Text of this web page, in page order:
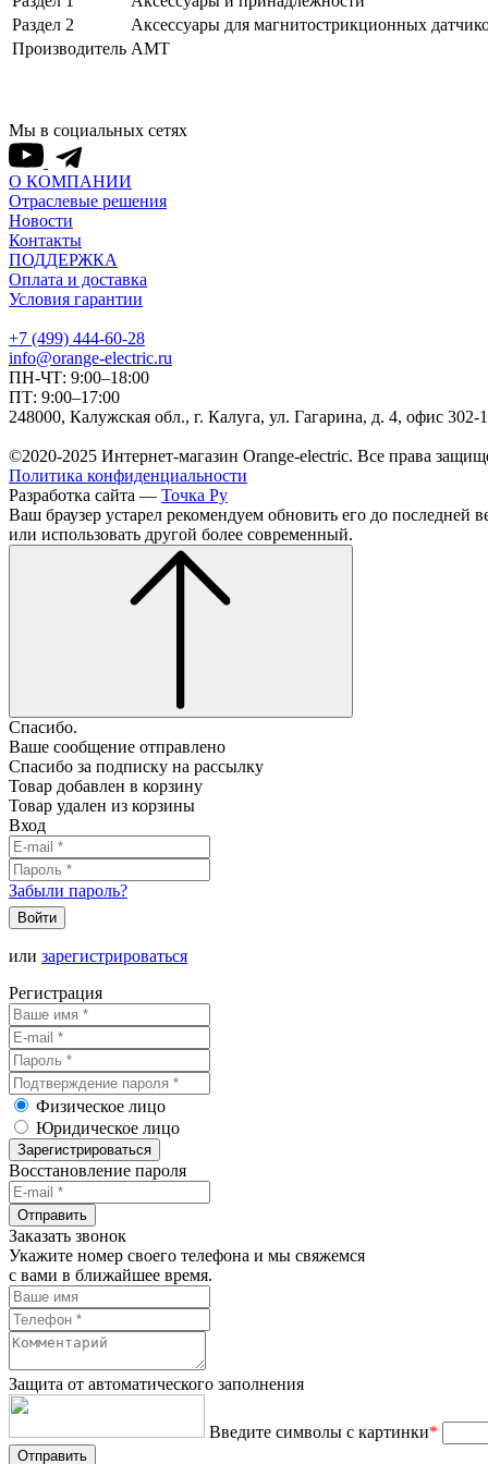
Раздел 2
Аксессуары для магнитострикционных
Производитель AMT
Мы в социальных сетях
О КОМПАНИИ
Отраслевые решения
Новости
Контакты
ПОДДЕРЖКА
Оплата и доставка
Условия гарантии
+7 (499) 444-60-28
info@orange-electric.ru
ПН-ЧТ: 9:00–18:00
ПТ: 9:00–17:00
248000, Калужская обл., г. Калуга, ул. Гагарина, д. 4, офис 302-
©2020-2025 Интернет-магазин Orange-electric. Все права
Политика конфиденциальности
Разработка сайта — Точка Ру
Ваш браузер устарел рекомендуем обновить его до последней
или использовать другой более современный.
Спасибо.
Ваше сообщение отправлено
Спасибо за подписку на рассылку
Товар добавлен в корзину
Товар удален из корзины
Вход
Забыли пароль?
Войти
или зарегистрироваться
Регистрация
Физическое лицо
Юридическое лицо
Зарегистрироваться
Восстановление пароля
Отправить
Заказать звонок
Укажите номер своего телефона и мы свяжемся
с вами в ближайшее время.
Защита от автоматического заполнения
Введите символы с картинки*
Отправить